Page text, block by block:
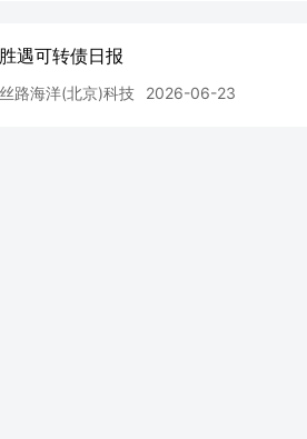
胜遇可转债日报
丝路海洋(北京)科技 2026-06-23